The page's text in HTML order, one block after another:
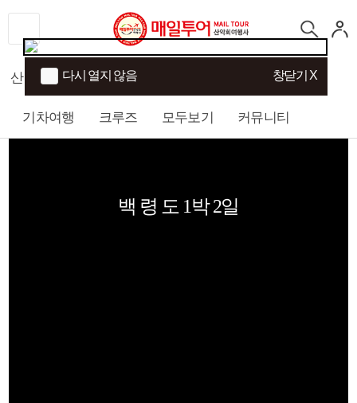
산행 섬/트래킹
기차여행 크루즈 모두보기 커뮤니티
백 령 도 1박 2일
다시 열지 않음 창닫기 X